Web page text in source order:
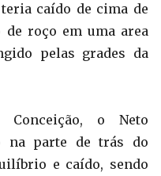
caído de cima de
roço em uma area
pelas grades da
o Neto
na parte de trás do
e caído, sendo